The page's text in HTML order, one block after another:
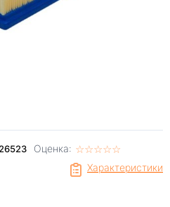
Оценка: ☆☆☆☆☆
★★★★★
Характеристики